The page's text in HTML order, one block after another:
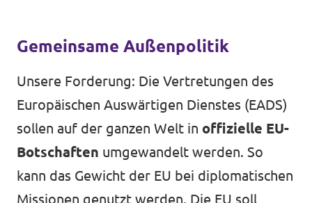
Datenschutz
Impressum
Gemeinsame Außenpolitik
Unsere Forderung: Die Vertretungen des
Europäischen Auswärtigen Dienstes (EADS)
sollen auf der ganzen Welt in offizielle EU-
Botschaften umgewandelt werden. So
kann das Gewicht der EU bei diplomatischen
Missionen genutzt werden. Die EU soll